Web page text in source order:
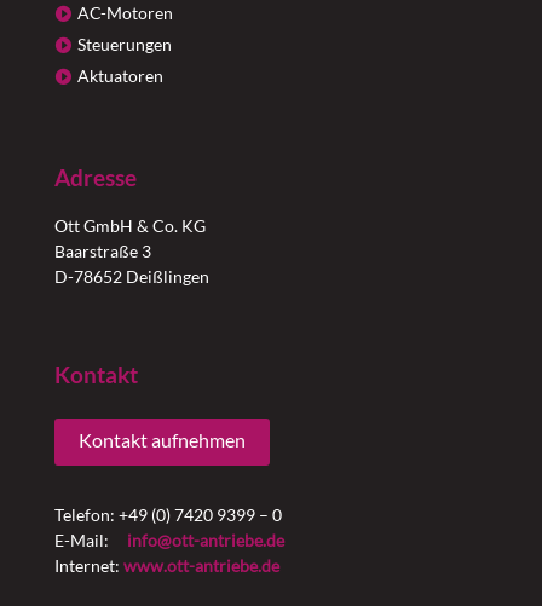
AC-Motoren
Steuerungen
Aktuatoren
Adresse
Ott GmbH & Co. KG
Baarstraße 3
D-78652 Deißlingen
Kontakt
Kontakt aufnehmen
Telefon: +49 (0) 7420 9399 – 0
E-Mail: info@ott-antriebe.de
Internet: www.ott-antriebe.de